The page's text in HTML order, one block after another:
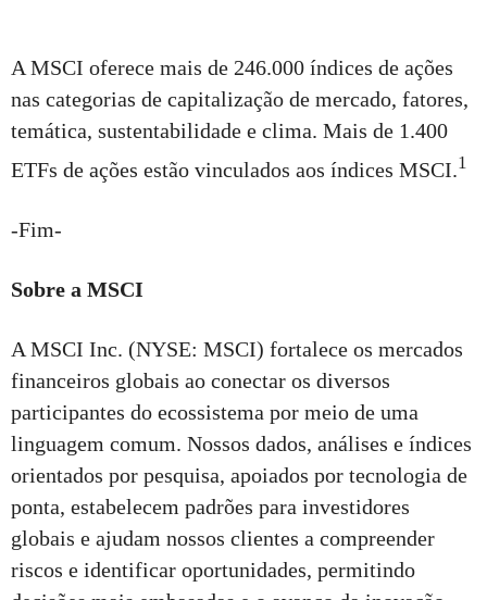
A MSCI oferece mais de 246.000 índices de ações
nas categorias de capitalização de mercado, fatores,
temática, sustentabilidade e clima. Mais de 1.400
ETFs de ações estão vinculados aos índices MSCI.1
-Fim-
Sobre a MSCI
A MSCI Inc. (NYSE: MSCI) fortalece os mercados
financeiros globais ao conectar os diversos
participantes do ecossistema por meio de uma
linguagem comum. Nossos dados, análises e índices
orientados por pesquisa, apoiados por tecnologia de
ponta, estabelecem padrões para investidores
globais e ajudam nossos clientes a compreender
riscos e identificar oportunidades, permitindo